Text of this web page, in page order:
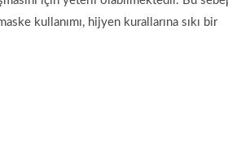
kullanımı, hijyen kurallarına sıkı bir